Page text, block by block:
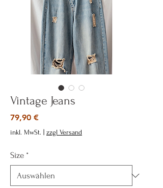
Vintage Jeans
79,90 €Preis
inkl. MwSt. zzgl Versand
Size *